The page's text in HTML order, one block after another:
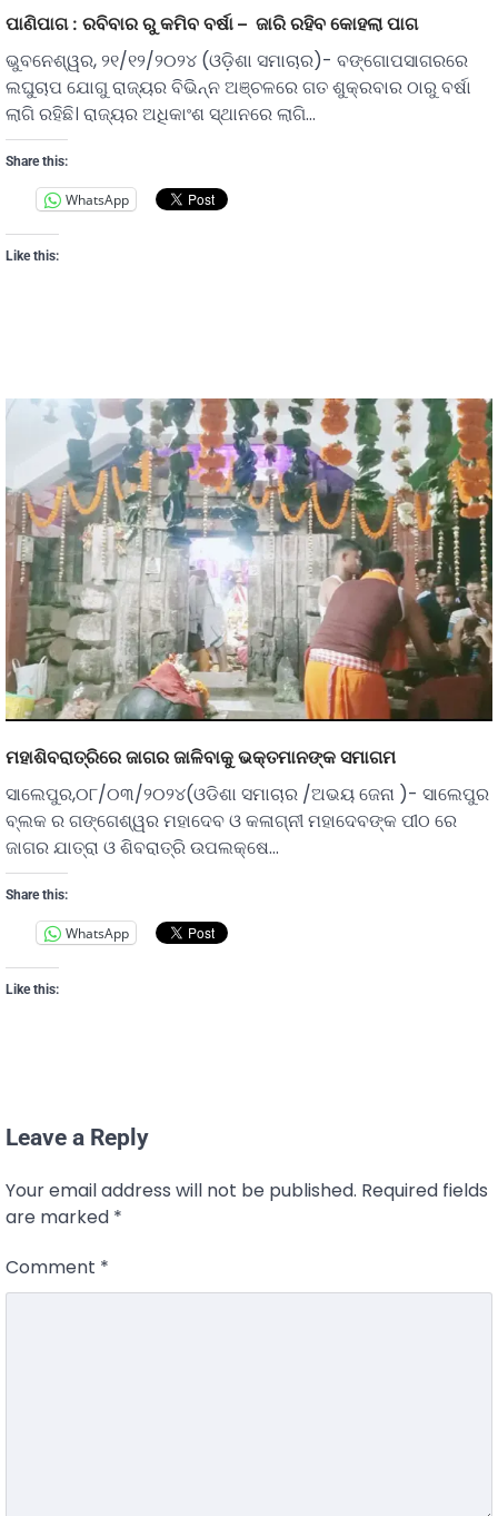
ପାଣିପାଗ : ରବିବାର ରୁ କମିବ ବର୍ଷା – ଜାରି ରହିବ କୋହଲା ପାଗ
ଭୁବନେଶ୍ୱର, ୨୧/୧୨/୨୦୨୪ (ଓଡ଼ିଶା ସମାଚାର)- ବଙ୍ଗୋପସାଗରରେ
ଲଘୁଚାପ ଯୋଗୁ ରାଜ୍ୟର ବିଭିନ୍ନ ଅଞ୍ଚଳରେ ଗତ ଶୁକ୍ରବାର ଠାରୁ ବର୍ଷା
ଲାଗି ରହିଛି। ରାଜ୍ୟର ଅଧିକାଂଶ ସ୍ଥାନରେ ଲାଗି…
Share this:
WhatsApp
Like this:
ମହାଶିବରାତ୍ରିରେ ଜାଗର ଜାଳିବାକୁ ଭକ୍ତମାନଙ୍କ ସମାଗମ
ସାଲେପୁର,୦୮/୦୩/୨୦୨୪(ଓଡିଶା ସମାଚାର /ଅଭୟ ଜେନା )- ସାଲେପୁର
ବ୍ଲକ ର ଗଙ୍ଗେଶ୍ୱର ମହାଦେବ ଓ କଳାଗ୍ନୀ ମହାଦେବଙ୍କ ପୀଠ ରେ
ଜାଗର ଯାତ୍ରା ଓ ଶିବରାତ୍ରି ଉପଲକ୍ଷେ…
Share this:
WhatsApp
Like this:
Leave a Reply
Your email address will not be published. Required fields
are marked *
Comment *